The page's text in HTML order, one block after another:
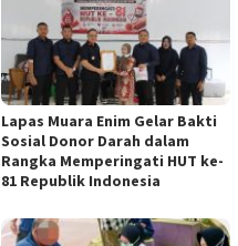
Lapas Muara Enim Gelar Bakti
Sosial Donor Darah dalam
Rangka Memperingati HUT ke-
81 Republik Indonesia